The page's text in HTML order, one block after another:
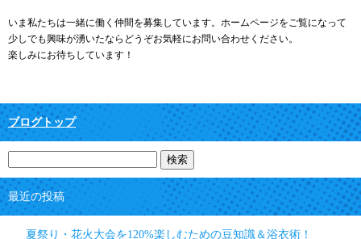
いま私たちは一緒に働く仲間を募集しています。ホームページをご覧になって
少しでも興味が湧いたならどうぞお気軽にお問い合わせください。
楽しみにお待ちしています！
ブログトップ
最近の投稿
夏祭り・花火大会を120%楽しむための豆知識＆浴衣術！